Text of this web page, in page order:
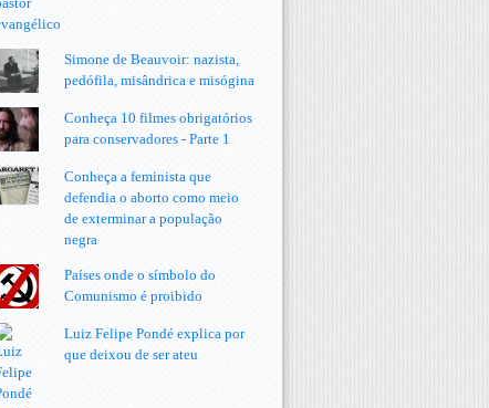
Simone de Beauvoir: nazista,
pedófila, misândrica e misógina
Conheça 10 filmes obrigatórios
para conservadores - Parte 1
Conheça a feminista que
defendia o aborto como meio
de exterminar a população
negra
Países onde o símbolo do
Comunismo é proibido
Luiz Felipe Pondé explica por
que deixou de ser ateu